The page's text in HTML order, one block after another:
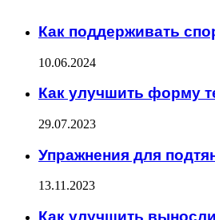
Как поддерживать
10.06.2024
Как улучшить форму
29.07.2023
Упражнения для
13.11.2023
Как улучшить